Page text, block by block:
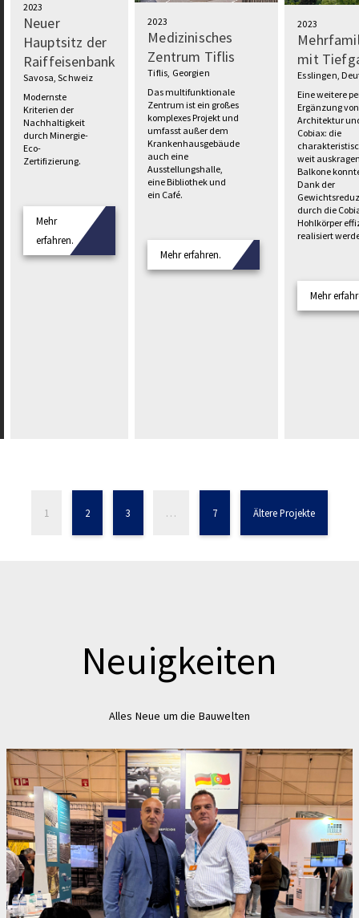
2023
Neuer
Hauptsitz der
Raiffeisenbank
Savosa, Schweiz
Modernste
Kriterien der
Nachhaltigkeit
durch Minergie-
Eco-
Zertifizierung.
Mehr
erfahren.
2023
Medizinisches
Zentrum Tiflis
Tiflis, Georgien
Das multifunktionale
Zentrum ist ein großes
komplexes Projekt und
umfasst außer dem
Krankenhausgebäude
auch eine
Ausstellungshalle,
eine Bibliothek und
ein Café.
Mehr erfahren.
2023
mit
Esslingen,
Eine weitere
Ergänzung von
Architektur
Cobiax: die
weit
Balkone
Dank der
durch die
Hohlkörper
realisiert
Mehr
1 2 3 … 7 Ältere Projekte
Neuigkeiten
Alles Neue um die Bauwelten